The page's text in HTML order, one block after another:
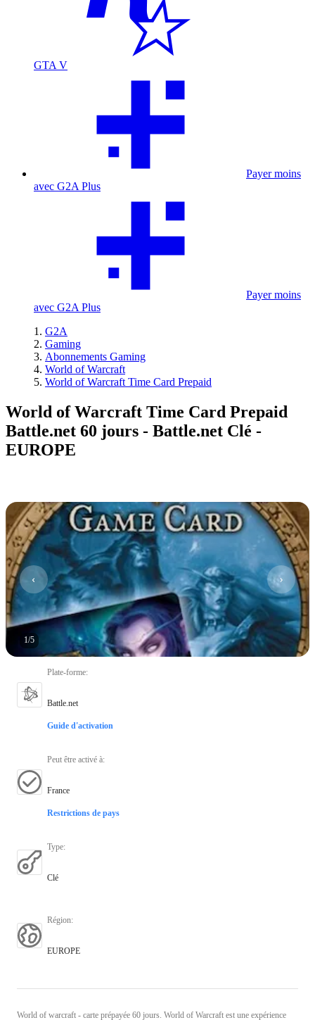
GTA V
Payer moins
avec G2A Plus
Payer moins
avec G2A Plus
G2A
Gaming
Abonnements Gaming
World of Warcraft
World of Warcraft Time Card Prepaid
World of Warcraft Time Card Prepaid
Battle.net 60 jours - Battle.net Clé -
EUROPE
1/5
Plate-forme:
Battle.net
Guide d'activation
Peut être activé à:
France
Restrictions de pays
Type:
Clé
Région:
EUROPE
World of warcraft - carte prépayée 60 jours. World of Warcraft est une expérience